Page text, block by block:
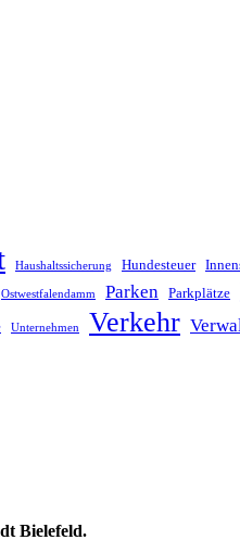
Haushaltssicherung Hundesteuer
Ostwestfalendamm Parken Parkplätze
Unternehmen Verkehr
Bielefeld.